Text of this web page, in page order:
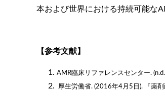
本および世界における持続可能な
【参考文献】
AMR臨床リファレンスセンター.
厚生労働省. (2016年4月5日). 『薬